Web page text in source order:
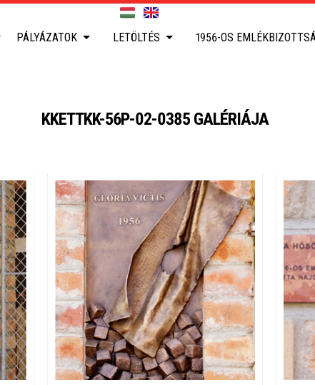
PÁLYÁZATOK LETÖLTÉS 1956-OS
KKETTKK-56P-02-0385 GALÉRIÁJA